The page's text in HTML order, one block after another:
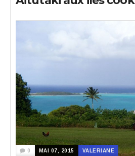
0 MAI 07, 2015 VALERIANE